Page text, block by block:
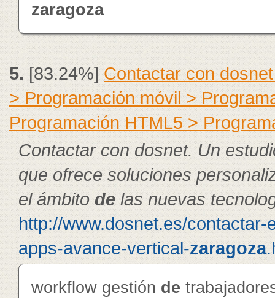
zaragoza
5. [83.24%] Contactar con
> Programación móvil >
Programación HTML5 >
Contactar con dosnet. Un
que ofrece soluciones
el ámbito delas nuevas
http://www.dosnet.es/contactar-
apps-avance-vertical-zaragoza
workflow gestión de